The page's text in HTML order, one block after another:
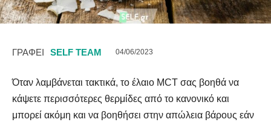
ΓΡΑΦΕΙ SELF TEAM 04/06/2023
Όταν λαμβάνεται τακτικά, το έλαιο MCT σας βοηθά να
κάψετε περισσότερες θερμίδες από το κανονικό και
μπορεί ακόμη και να βοηθήσει στην απώλεια βάρους εάν